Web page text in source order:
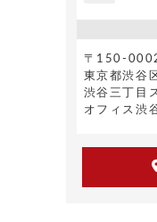
〒150-
東京都渋谷
渋谷三丁目
オフィス渋